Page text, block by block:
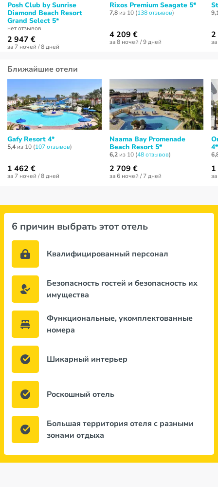
Posh Club by Sunrise
Diamond Beach Resort
Grand Select 5*
нет отзывов
2 947 €
за 7 ночей / 8 дней
Rixos Premium Seagate 5*
7,8из 10 (138 отзывов)
4 209 €
за 8 ночей / 9 дней
Ближайшие отели
Gafy Resort 4*
5,4 из 10 (107 отзывов)
1 462 €
за 7 ночей / 8 дней
Naama Bay Promenade
Beach Resort 5*
6,2из 10 (48 отзывов)
2 709 €
за 6 ночей / 7 дней
4*
6 причин выбрать этот отель
Квалифицированный персонал
Безопасность гостей и безопасность их
имущества
Функциональные, укомплектованные
номера
Шикарный интерьер
Роскошный отель
Большая территория отеля с разными
зонами отдыха